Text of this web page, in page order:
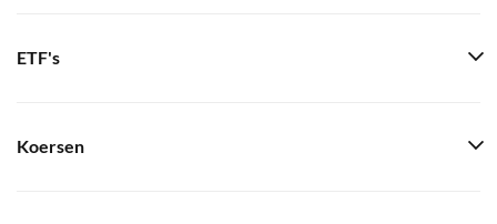
ETF's
Koersen